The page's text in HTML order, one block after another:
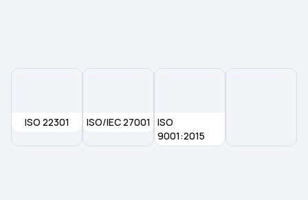
ISO 22301 ISO/IEC 27001
ISO
9001:2015